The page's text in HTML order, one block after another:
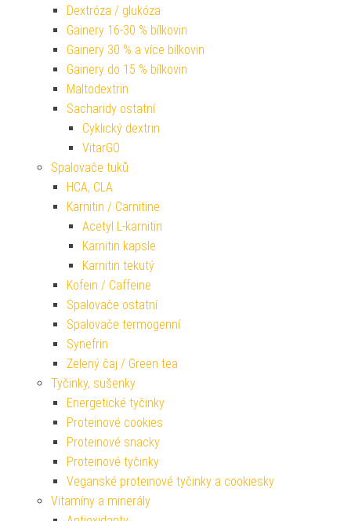
Dextróza / glukóza
Gainery 16-30 % bílkovin
Gainery 30 % a více bílkovin
Gainery do 15 % bílkovin
Maltodextrin
Sacharidy ostatní
Cyklický dextrin
VitarGO
Spalovače tuků
HCA, CLA
Karnitin / Carnitine
Acetyl L-karnitin
Karnitin kapsle
Karnitin tekutý
Kofein / Caffeine
Spalovače ostatní
Spalovače termogenní
Synefrin
Zelený čaj / Green tea
Tyčinky, sušenky
Energetické tyčinky
Proteinové cookies
Proteinové snacky
Proteinové tyčinky
Veganské proteinové tyčinky a cookiesky
Vitamíny a minerály